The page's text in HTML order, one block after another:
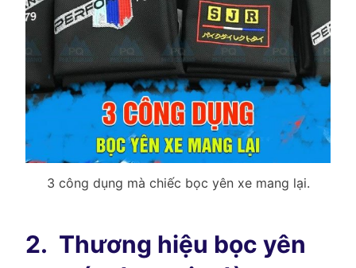
3 công dụng mà chiếc bọc yên xe mang lại.
2. Thương hiệu bọc yên